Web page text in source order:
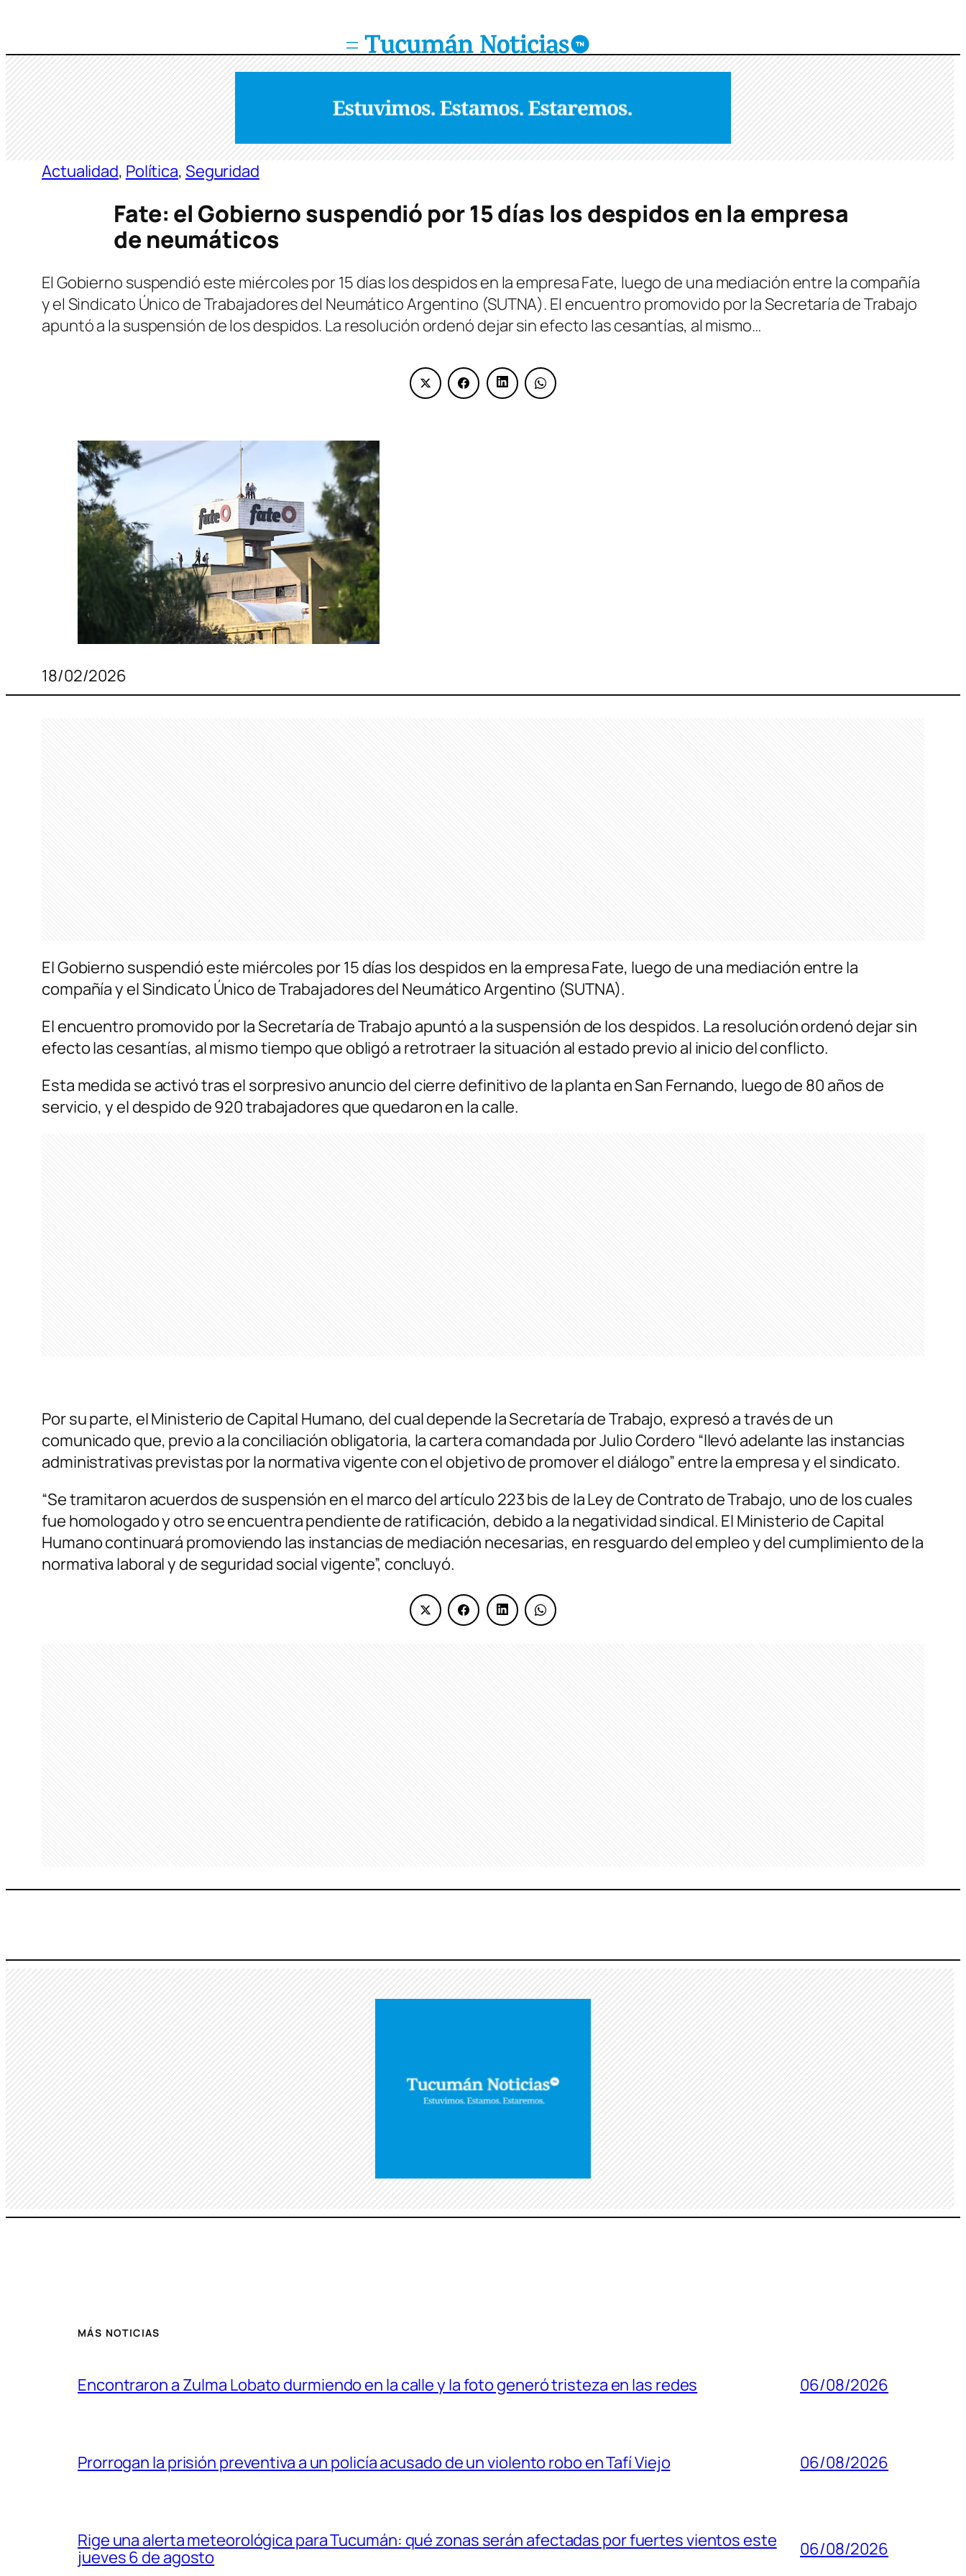
contenido
Actualidad, Política, Seguridad
Fate: el Gobierno suspendió por 15 días los despidos en la empresa
de neumáticos
El Gobierno suspendió este miércoles por 15 días los despidos en la empresa Fate, luego de una mediación entre la compañía
y el Sindicato Único de Trabajadores del Neumático Argentino (SUTNA). El encuentro promovido por la Secretaría de Trabajo
apuntó a la suspensión de los despidos. La resolución ordenó dejar sin efecto las cesantías, al mismo…
18/02/2026
El Gobierno suspendió este miércoles por 15 días los despidos en la empresa Fate, luego de una mediación entre la
compañía y el Sindicato Único de Trabajadores del Neumático Argentino (SUTNA).
El encuentro promovido por la Secretaría de Trabajo apuntó a la suspensión de los despidos. La resolución ordenó dejar sin
efecto las cesantías, al mismo tiempo que obligó a retrotraer la situación al estado previo al inicio del conflicto.
Esta medida se activó tras el sorpresivo anuncio del cierre definitivo de la planta en San Fernando, luego de 80 años de
servicio, y el despido de 920 trabajadores que quedaron en la calle.
Por su parte, el Ministerio de Capital Humano, del cual depende la Secretaría de Trabajo, expresó a través de un
comunicado que, previo a la conciliación obligatoria, la cartera comandada por Julio Cordero “llevó adelante las instancias
administrativas previstas por la normativa vigente con el objetivo de promover el diálogo” entre la empresa y el sindicato.
“Se tramitaron acuerdos de suspensión en el marco del artículo 223 bis de la Ley de Contrato de Trabajo, uno de los cuales
fue homologado y otro se encuentra pendiente de ratificación, debido a la negatividad sindical. El Ministerio de Capital
Humano continuará promoviendo las instancias de mediación necesarias, en resguardo del empleo y del cumplimiento de la
normativa laboral y de seguridad social vigente”, concluyó.
MÁS NOTICIAS
Encontraron a Zulma Lobato durmiendo en la calle y la foto generó tristeza en las redes 06/08/2026
Prorrogan la prisión preventiva a un policía acusado de un violento robo en Tafí Viejo 06/08/2026
Rige una alerta meteorológica para Tucumán: qué zonas serán afectadas por fuertes vientos este
jueves 6 de agosto
06/08/2026